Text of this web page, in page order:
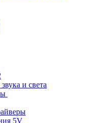
и света
5V